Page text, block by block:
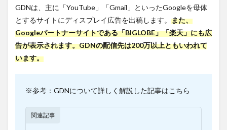
レイ
広告
とリ
ステ
ィン
グ広
告の
ディ
レイ
GDNは、主に「YouTube」「Gmail」といったGoogleを母体
とするサイトにディスプレイ広告を出稿します。 また、
Googleパートナーサイトである「BIGLOBE」「楽天」にも広
告が表示されます。GDNの配信先は200万以上ともいわれて
います。
※参考：GDNについて詳しく解説した記事はこちら
関連記事